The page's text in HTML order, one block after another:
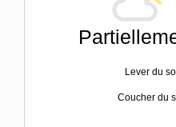
Lever du
Coucher du